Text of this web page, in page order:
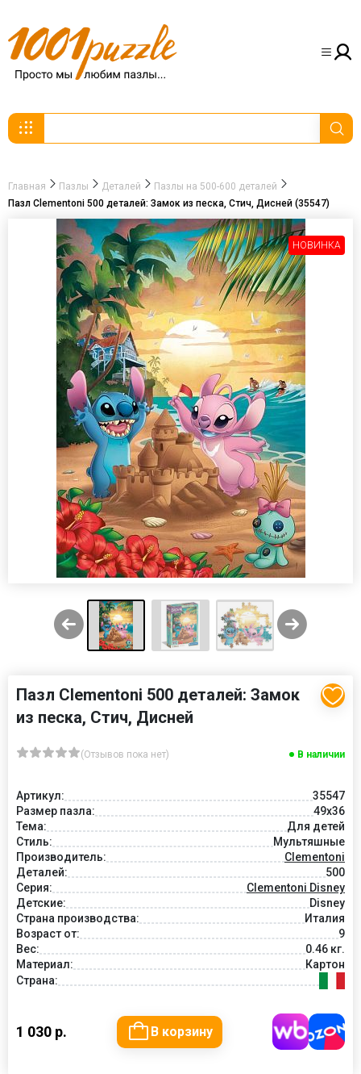
Главная Пазлы Деталей
Пазлы на 500-600 деталей
Пазл Clementoni 500 деталей: Замок из песка, Стич, Дисней (35547)
НОВИНКА
Пазл Clementoni 500 деталей: Замок
из песка, Стич, Дисней
(Отзывов пока нет) В наличии
Артикул:
35547
Размер пазла:
49x36
Тема:
Для детей
Стиль:
Мультяшные
Производитель:
Clementoni
Деталей:
500
Серия:
Clementoni Disney
Детские:
Disney
Страна производства:
Италия
Возраст от:
9
Вес:
0.46 кг.
Материал:
Картон
Страна:
1 030 р. В корзину